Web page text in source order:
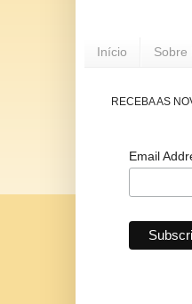
Início Sobre
RECEBA AS
Email